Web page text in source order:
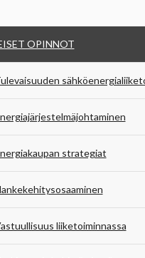
OPINNOT
strategiat
liiketoiminnassa